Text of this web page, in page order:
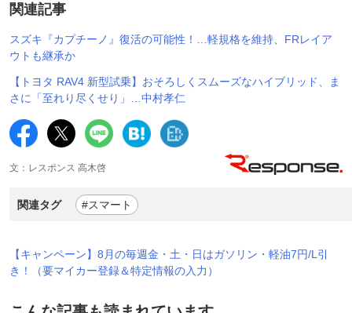
関連記事
スズキ『カプチーノ』復活の可能性！…軽規格を維持、FRレイア
ウトも継承か
【トヨタ RAV4 新型試乗】おそろしくスムーズなハイブリッド、ま
さに「至れり尽くせり」…中村孝仁
文：レスポンス 高木啓
関連タグ #スマート
【キャンペーン】8月の毎週金・土・日はガソリン・軽油7円/L引
き！（要マイカー登録＆特定情報の入力）